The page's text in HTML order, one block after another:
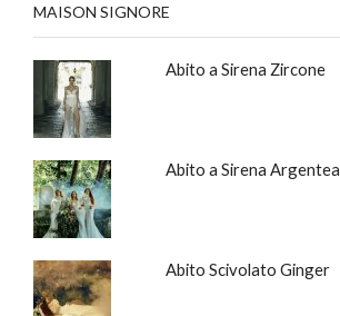
MAISON SIGNORE
Abito a Sirena Zircone
Abito a Sirena Argentea
Abito Scivolato Ginger